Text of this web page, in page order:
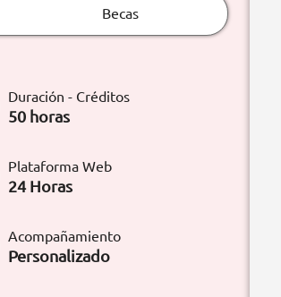
Becas
Duración - Créditos
50 horas
Plataforma Web
24 Horas
Acompañamiento
Personalizado